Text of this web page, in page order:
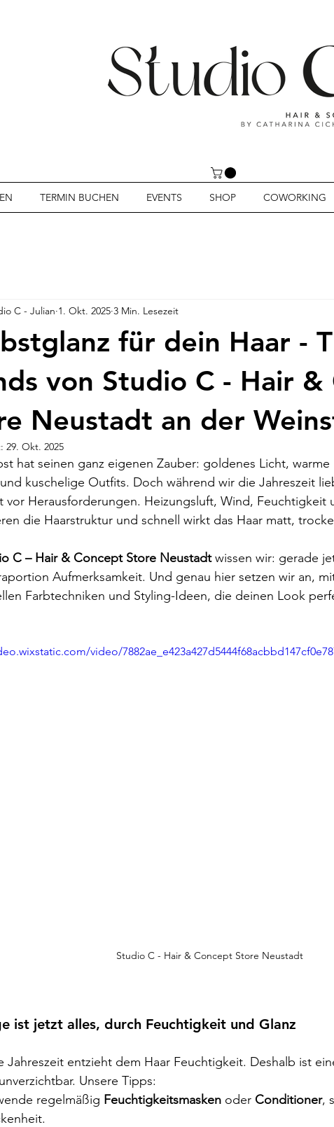
TERMIN BUCHEN EVENTS SHOP COWORKING
für dein Haar -
von Studio C - Hair &
Neustadt an der
C - Julian 1. Okt. 2025 3 Min. Lesezeit
29. Okt. 2025
hat seinen ganz eigenen Zauber: goldenes Licht,
kuschelige Outfits. Doch während wir die Jahreszeit
vor Herausforderungen. Heizungsluft, Wind, Feuchtigkeit
die Haarstruktur und schnell wirkt das Haar matt,
C – Hair & Concept Store Neustadt wissen wir: gerade
Aufmerksamkeit. Und genau hier setzen wir an,
Farbtechniken und Styling-Ideen, die deinen Look
video/
Studio C - Hair & Concept Store Neustadt
ist jetzt alles, durch Feuchtigkeit und Glanz
Jahreszeit entzieht dem Haar Feuchtigkeit. Deshalb ist
Unsere Tipps:
regelmäßig Feuchtigkeitsmasken oder Conditioner,